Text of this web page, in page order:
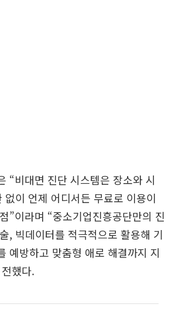
“비대면 진단 시스템은 장소와 시
없이 언제 어디서든 무료로 이용이
”이라며 “중소기업진흥공단만의 진
, 빅데이터를 적극적으로 활용해 기
예방하고 맞춤형 애로 해결까지 지
했다.